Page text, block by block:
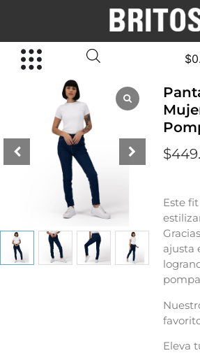
$
$
Este
ajusta
Eleva